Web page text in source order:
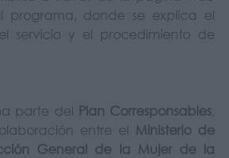
programa, donde se explica el
servicio y el procedimiento de
parte del Plan Corresponsables
entre el Ministerio de
General de la Mujer de la